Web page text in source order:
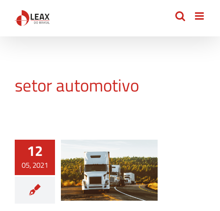
setor automotivo
12
05, 2021